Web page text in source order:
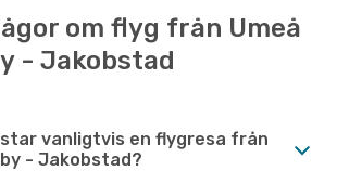
om flyg från Umeå
- Jakobstad
vanligtvis en flygresa från
- Jakobstad?